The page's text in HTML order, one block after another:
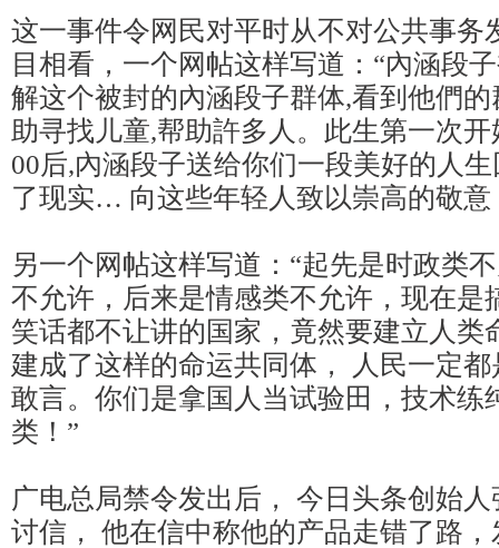
这一事件令网民对平时从不对公共事务
目相看，一个网帖这样写道：“內涵段
解这个被封的內涵段子群体,看到他們
助寻找儿童,帮助許多人。此生第一次
00后,內涵段子送给你们一段美好的人
了现实… 向这些年轻人致以崇高的敬意
另一个网帖这样写道：“起先是时政类
不允许，后来是情感类不允许，现在
笑话都不让讲的国家，竟然要建立人类
建成了这样的命运共同体， 人民一定
敢言。你们是拿国人当试验田，技术练
类！”
广电总局禁令发出后， 今日头条创始
讨信， 他在信中称他的产品走错了路